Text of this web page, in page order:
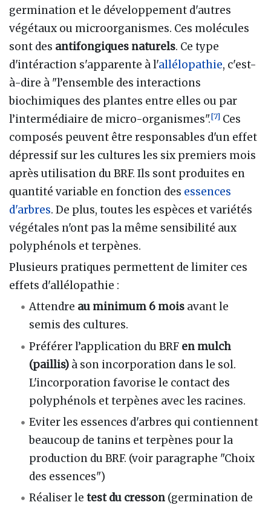
germination et le développement d'autres
végétaux ou microorganismes. Ces molécules
sont des antifongiques naturels. Ce type
d'intéraction s'apparente à l'allélopathie, c'est-
à-dire à "l’ensemble des interactions
biochimiques des plantes entre elles ou par
l’intermédiaire de micro-organismes".[7] Ces
composés peuvent être responsables d'un effet
dépressif sur les cultures les six premiers mois
après utilisation du BRF. Ils sont produites en
quantité variable en fonction des essences
d'arbres. De plus, toutes les espèces et variétés
végétales n'ont pas la même sensibilité aux
polyphénols et terpènes.
Plusieurs pratiques permettent de limiter ces
effets d'allélopathie :
Attendre au minimum 6 mois avant le
semis des cultures.
Préférer l’application du BRF en mulch
(paillis) à son incorporation dans le sol.
L'incorporation favorise le contact des
polyphénols et terpènes avec les racines.
Eviter les essences d'arbres qui contiennent
beaucoup de tanins et terpènes pour la
production du BRF. (voir paragraphe "Choix
des essences")
Réaliser letest du cresson (germination de